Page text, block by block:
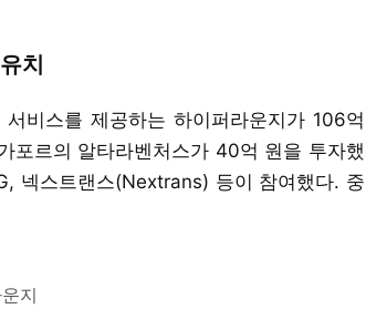
치
비스를 제공하는 하이퍼라운지가 106억
포르의 알타라벤처스가 40억 원을 투자했
넥스트랜스(Nextrans) 등이 참여했다. 중
지